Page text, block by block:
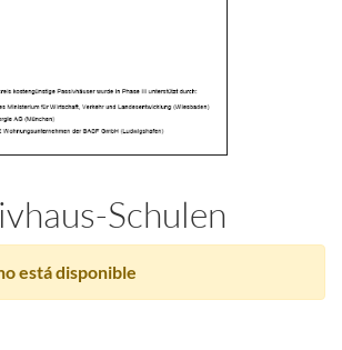
Schulen
está disponible